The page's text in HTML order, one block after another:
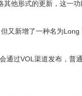
他形式的更新，这一
又新增了一种名为Long
过VOL渠道发布，普